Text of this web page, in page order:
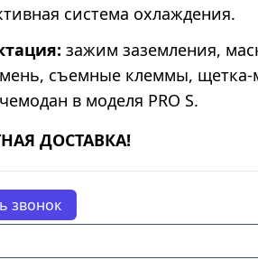
система охлаждения.
зажим заземления,
съемные клеммы, щетка-
в моделя PRO S.
ДОСТАВКА!
звонок